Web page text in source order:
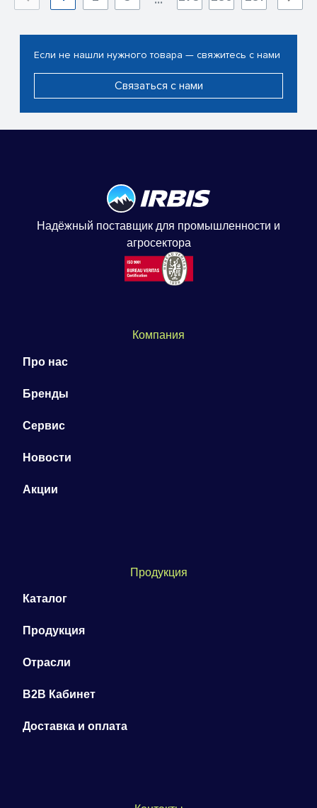
Если не нашли нужного товара — свяжитесь с нами
Связаться с нами
Надёжный поставщик для промышленности и
агросектора
Компания
Про нас
Бренды
Сервис
Новости
Акции
Продукция
Каталог
Продукция
Отрасли
B2B Кабинет
Доставка и оплата